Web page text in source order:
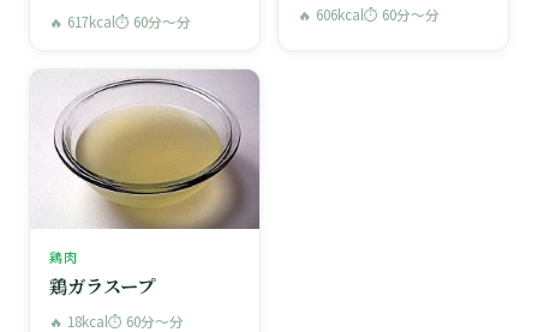
🔥 617kcal⏱ 60分〜分 🔥 606kcal⏱ 60分〜分
鶏肉
鶏ガラスープ
🔥 18kcal⏱ 60分〜分